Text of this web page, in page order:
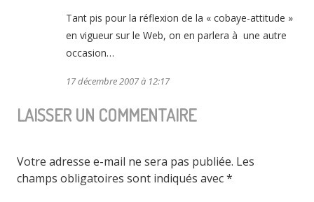
Tant pis pour la réflexion de la « cobaye-attitude »
en vigueur sur le Web, on en parlera à une autre
occasion…
17 décembre 2007 à 12:17
LAISSER UN COMMENTAIRE
Votre adresse e-mail ne sera pas publiée. Les
champs obligatoires sont indiqués avec*